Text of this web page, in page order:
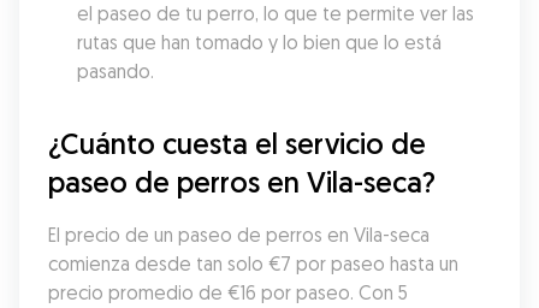
el paseo de tu perro, lo que te permite ver las
rutas que han tomado y lo bien que lo está
pasando.
¿Cuánto cuesta el servicio de
paseo de perros en Vila-seca?
El precio de un paseo de perros en Vila-seca
comienza desde tan solo €7 por paseo hasta un
precio promedio de €16 por paseo. Con 5